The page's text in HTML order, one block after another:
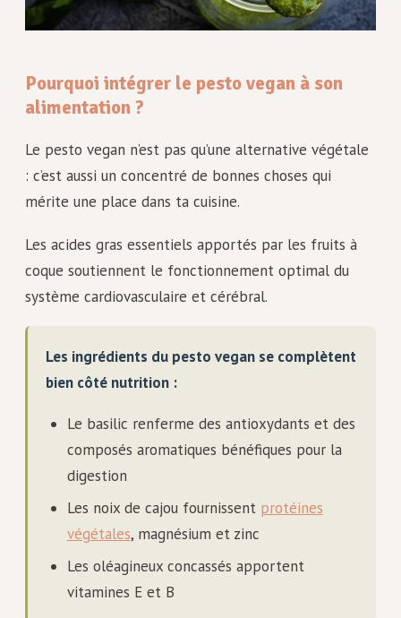
Pourquoi intégrer le pesto vegan à son
alimentation ?
Le pesto vegan n’est pas qu’une alternative végétale
: c’est aussi un concentré de bonnes choses qui
mérite une place dans ta cuisine.
Les acides gras essentiels apportés par les fruits à
coque soutiennent le fonctionnement optimal du
système cardiovasculaire et cérébral.
Les ingrédients du pesto vegan se complètent
bien côté nutrition :
Le basilic renferme des antioxydants et des
composés aromatiques bénéfiques pour la
digestion
Les noix de cajou fournissent protéines
végétales, magnésium et zinc
Les oléagineux concassés apportent
vitamines E et B